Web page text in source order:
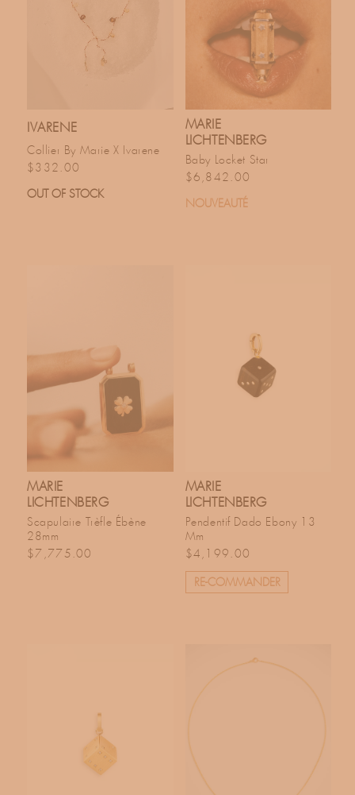
IVARENE
Collier By Marie X Ivarene
Prix habituel
$332.00
OUT OF STOCK
MARIE
LICHTENBERG
Baby Locket Star
Prix habituel
$6,842.00
NOUVEAUTÉ
MARIE
LICHTENBERG
Scapulaire Trèfle Ébène
28mm
Prix habituel
$7,775.00
MARIE
LICHTENBERG
Pendentif Dado Ebony 13
Mm
Prix habituel
$4,199.00
RE-COMMANDER